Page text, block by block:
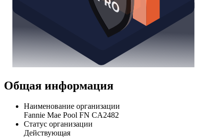
Общая информация
Наименование организации
Fannie Mae Pool FN CA2482
Статус организации
Действующая